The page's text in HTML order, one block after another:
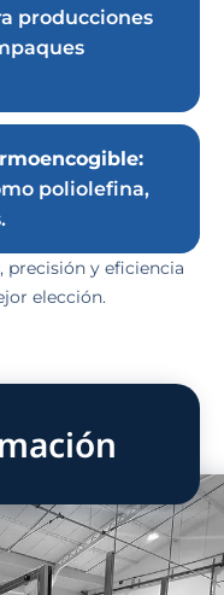
producciones
poliolefina,
precisión y eficiencia
elección.